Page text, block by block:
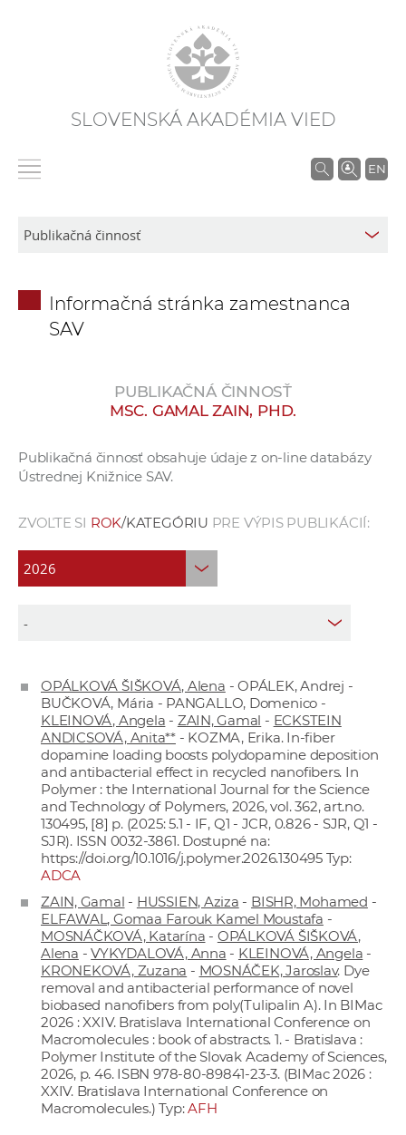
SLOVENSKÁ AKADÉMIA VIED
EN
V
á
p
c
í
a
a
p
r
a
o
í
k
o
c
h
S
A
Informačná stránka zamestnanca
SAV
PUBLIKAČNÁ ČINNOSŤ
MSC. GAMAL ZAIN, PHD.
Publikačná činnosť obsahuje údaje z on-line databázy
Ústrednej Knižnice SAV.
ZVOĽTE SI ROK/KATEGÓRIU PRE VÝPIS PUBLIKÁCIÍ:
OPÁLKOVÁ ŠIŠKOVÁ, Alena - OPÁLEK, Andrej -
BUČKOVÁ, Mária - PANGALLO, Domenico -
KLEINOVÁ, Angela - ZAIN, Gamal - ECKSTEIN
ANDICSOVÁ, Anita**- KOZMA, Erika. In-fiber
dopamine loading boosts polydopamine deposition
and antibacterial effect in recycled nanofibers. In
Polymer : the International Journal for the Science
and Technology of Polymers, 2026, vol. 362, art.no.
130495, [8] p. (2025: 5.1 - IF, Q1 - JCR, 0.826 - SJR, Q1 -
SJR). ISSN 0032-3861. Dostupné na:
https://doi.org/10.1016/j.polymer.2026.130495Typ:
ADCA
ZAIN, Gamal - HUSSIEN, Aziza - BISHR, Mohamed -
ELFAWAL, Gomaa Farouk Kamel Moustafa -
MOSNÁČKOVÁ, Katarína - OPÁLKOVÁ ŠIŠKOVÁ,
Alena -VYKYDALOVÁ, Anna - KLEINOVÁ, Angela -
KRONEKOVÁ, Zuzana - MOSNÁČEK, Jaroslav. Dye
removal and antibacterial performance of novel
biobased nanofibers from poly(Tulipalin A). In BIMac
2026 : XXIV. Bratislava International Conference on
Macromolecules : book of abstracts. 1. - Bratislava :
Polymer Institute of the Slovak Academy of Sciences,
2026, p. 46. ISBN 978-80-89841-23-3. (BIMac 2026 :
XXIV. Bratislava International Conference on
Macromolecules.) Typ:AFH